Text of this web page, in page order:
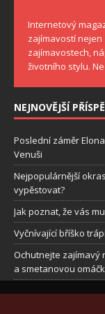
Internetový
zajímavostí nejen
zajímavostech,
životního stylu.
NEJNOVĚJŠÍ
Poslední záměr
Venuši
Nejpopulárnější
vypěstovat?
Jak poznat, že vás
Vyčnívající bříško
Ochutnejte zajímavý
a smetanovou